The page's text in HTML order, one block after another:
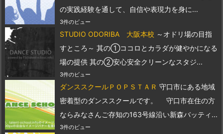
の実践経験を通して、自信や表現力を身に...
3件のビュー
STUDIO ODORIBA 大阪本校 ～オドリ場の目指
すところ～ 其の①ココロとカラダが健やかになる
場の提供 其の②安心安全クリーンなスタジ...
3件のビュー
ダンススクールＰＯＰＳＴＡＲ 守口市にある地域
密着型のダンススクールです。 守口市在住の方
ならみなさんご存知の163号線沿い新森バッティ...
3件のビュー